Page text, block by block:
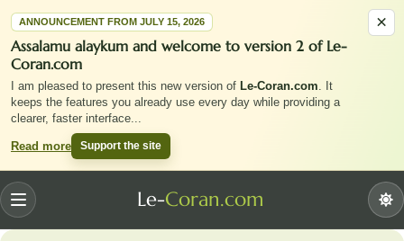
×
ANNOUNCEMENT FROM JULY 15, 2026
Assalamu alaykum and welcome to version 2 of Le-
Coran.com
I am pleased to present this new version of Le-Coran.com. It
keeps the features you already use every day while providing a
clearer, faster interface...
Read more Support the site
Le-Coran.com
Menu